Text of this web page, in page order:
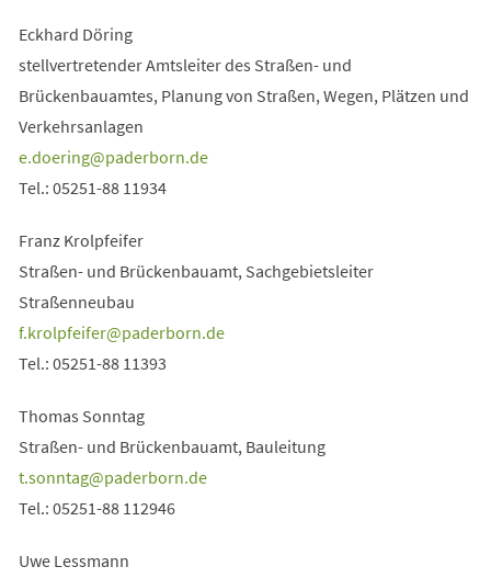
Eckhard Döring
stellvertretender Amtsleiter des Straßen- und
Brückenbauamtes, Planung von Straßen, Wegen, Plätzen und
Verkehrsanlagen
e.doering
paderborn de
Tel.: 05251-88 11934
Franz Krolpfeifer
Straßen- und Brückenbauamt, Sachgebietsleiter
Straßenneubau
f.krolpfeifer
paderborn de
Tel.: 05251-88 11393
Thomas Sonntag
Straßen- und Brückenbauamt, Bauleitung
t.sonntag
paderborn de
Tel.: 05251-88 112946
Uwe Lessmann